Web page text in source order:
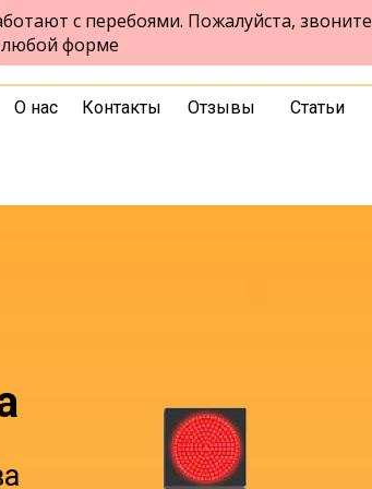
О нас Контакты Отзывы Статьи
пр. Ленина 85а, офис 203 , 2 этаж
пн-пт 9:00-18:00
с перебоями. Пожалуйста, звоните
любой форме